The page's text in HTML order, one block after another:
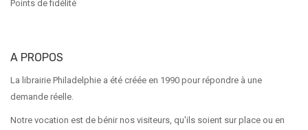
Points de fidélité
A PROPOS
La librairie Philadelphie a été créée en 1990 pour répondre à une
demande réelle.
Notre vocation est de bénir nos visiteurs, qu'ils soient sur place ou en